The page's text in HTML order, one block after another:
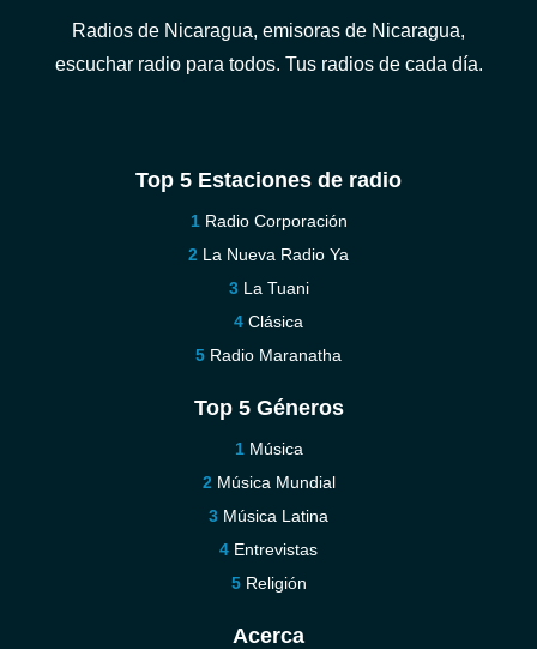
Radios de Nicaragua, emisoras de Nicaragua,
escuchar radio para todos. Tus radios de cada día.
Top 5 Estaciones de radio
Radio Corporación
La Nueva Radio Ya
La Tuani
Clásica
Radio Maranatha
Top 5 Géneros
Música
Música Mundial
Música Latina
Entrevistas
Religión
Acerca